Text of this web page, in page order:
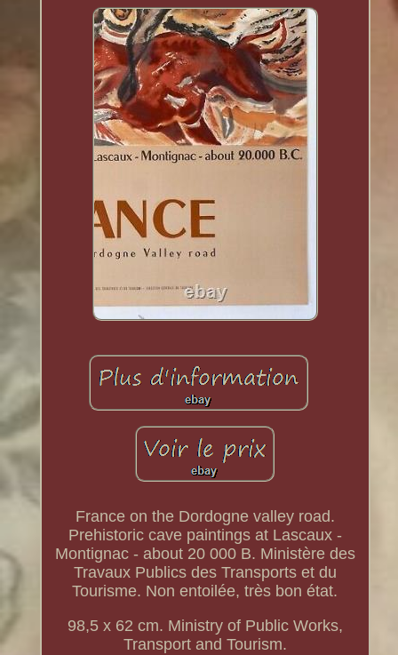
France on the Dordogne valley road.
Prehistoric cave paintings at Lascaux -
Montignac - about 20 000 B. Ministère des
Travaux Publics des Transports et du
Tourisme. Non entoilée, très bon état.
98,5 x 62 cm. Ministry of Public Works,
Transport and Tourism.